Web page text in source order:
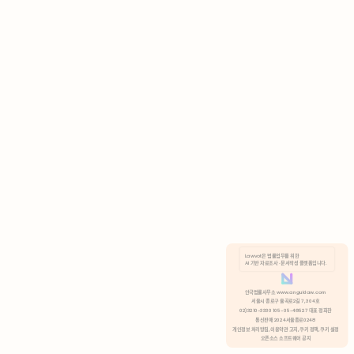
분석 쿠키 허용
Lawvot은 법률업무를 위한
AI 기반 자료조사 · 문서작성 플랫폼입니다.
안국법률사무소 www.anguklaw.com
서울시 종로구 율곡로2길 7, 304호
02)3210-3330 105-05-48527 대표 정희찬
통신판매 2024서울종로0248
개인정보 처리방침, 이용약관 고지, 쿠키 정책, 쿠키 설정
오픈소스 소프트웨어 공지